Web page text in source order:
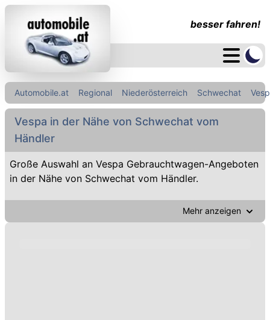
besser fahren!
Automobile.at Regional Niederösterreich Schwechat
Vespa in der Nähe von Schwechat vom
Händler
Große Auswahl an Vespa Gebrauchtwagen-Angeboten
in der Nähe von Schwechat vom Händler.
Mehr anzeigen